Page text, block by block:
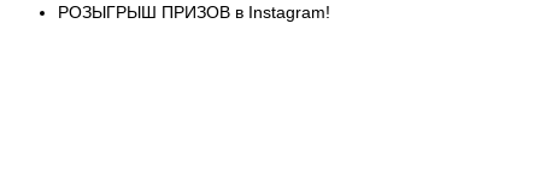
РОЗЫГРЫШ ПРИЗОВ в Instagram!